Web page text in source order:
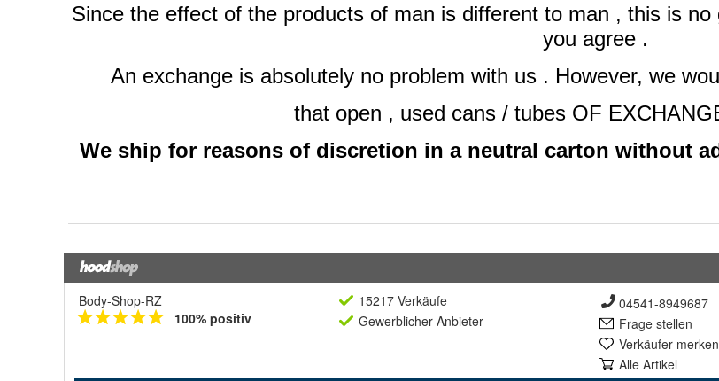
Body-Shop-RZ
100% positiv
15217 Verkäufe
Gewerblicher Anbieter
04541-8949687
Frage stellen
Verkäufer merken
Alle Artikel